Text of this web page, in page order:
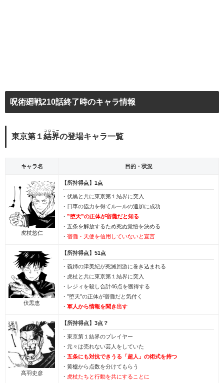
呪術廻戦210話終了時のキャラ情報
東京第１結界
コロニー
の登場キャラ一覧
キャラ名 目的・状況
虎杖悠仁
【所持得点】1点
・伏黒と共に東京第１結界に突入
・日車の協力を得てルールの追加に成功
・ ”堕天”の正体が宿儺だと知る
・五条を解放するため死ぬ覚悟を決める
・ 宿儺・天使を信用していないと宣言
伏黒恵
【所持得点】51点
・義姉の津美紀が死滅回游に巻き込まれる
・虎杖と共に東京第１結界に突入
・レジィを殺し合計46点を獲得する
・”堕天”の正体が宿儺だと気付く
・ 軍人から情報を聞き出す
髙羽史彦
【所持得点】3点？
・東京第１結界のプレイヤー
・元々は売れない芸人をしていた
・ 五条にも対抗できうる「超人」の術式を持つ
・黄櫨から点数を分けてもらう
・ 虎杖たちと行動を共にすることに